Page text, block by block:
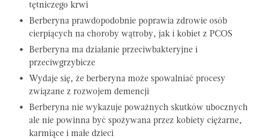
tętniczego krwi
Berberyna prawdopodobnie poprawia zdrowie osób
cierpiących na choroby wątroby, jak i kobiet z PCOS
Berberyna ma działanie przeciwbakteryjne i
przeciwgrzybicze
Wydaje się, że berberyna może spowalniać procesy
związane z rozwojem demencji
Berberyna nie wykazuje poważnych skutków ubocznych
ale nie powinna być spożywana przez kobiety ciężarne,
karmiące i małe dzieci